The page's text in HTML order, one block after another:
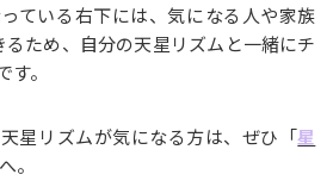
ている右下には、気になる人や家族
ため、自分の天星リズムと一緒にチ
。
星リズムが気になる方は、ぜひ「星
。